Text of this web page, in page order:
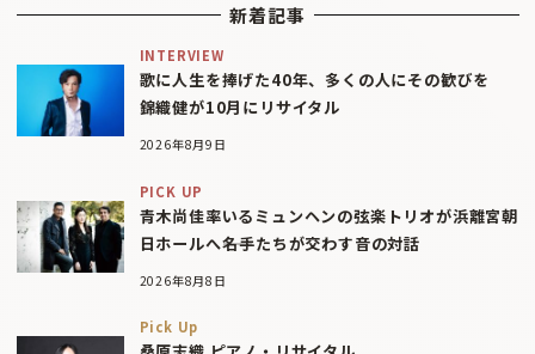
新着記事
INTERVIEW
歌に人生を捧げた40年、多くの人にその歓びを
錦織健が10月にリサイタル
2026年8月9日
PICK UP
青木尚佳率いるミュンヘンの弦楽トリオが浜離宮朝
日ホールへ――名手たちが交わす音の対話
2026年8月8日
Pick Up